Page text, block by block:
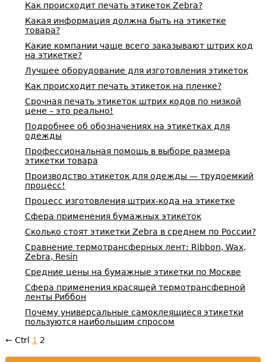
Как происходит печать этикеток Zebra?
Какая информация должна быть на этикетке
товара?
Какие компании чаще всего заказывают штрих код
на этикетке?
Лучшее оборудование для изготовления этикеток
Как происходит печать этикеток на пленке?
Срочная печать этикеток штрих кодов по низкой
цене – это реально!
Подробнее об обозначениях на этикетках для
одежды
Профессиональная помощь в выборе размера
этикетки товара
Производство этикеток для одежды — трудоемкий
процесс!
Процесс изготовления штрих-кода на этикетке
Сфера применения бумажных этикеток
Сколько стоят этикетки Zebra в среднем по России?
Сравнение термотрансферных лент: Ribbon, Wax,
Zebra, Resin
Средние цены на бумажные этикетки по Москве
Сфера применения красящей термотрансферной
ленты Риббон
Почему универсальные самоклеящиеся этикетки
пользуются наибольшим спросом
← Ctrl 1 2